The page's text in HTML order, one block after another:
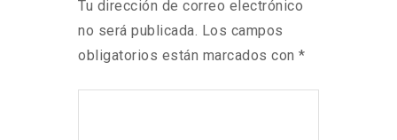
Tu dirección de correo electrónico
no será publicada. Los campos
obligatorios están marcados con *